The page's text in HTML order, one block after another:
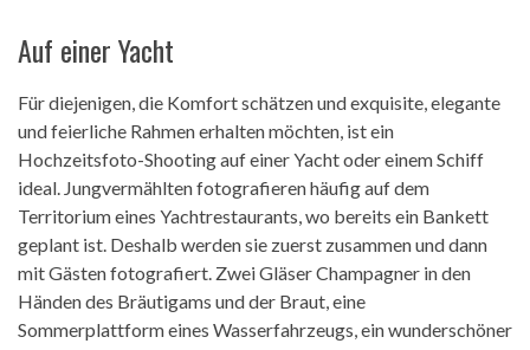
Auf einer Yacht
Für diejenigen, die Komfort schätzen und exquisite, elegante
und feierliche Rahmen erhalten möchten, ist ein
Hochzeitsfoto-Shooting auf einer Yacht oder einem Schiff
ideal. Jungvermählten fotografieren häufig auf dem
Territorium eines Yachtrestaurants, wo bereits ein Bankett
geplant ist. Deshalb werden sie zuerst zusammen und dann
mit Gästen fotografiert. Zwei Gläser Champagner in den
Händen des Bräutigams und der Braut, eine
Sommerplattform eines Wasserfahrzeugs, ein wunderschöner